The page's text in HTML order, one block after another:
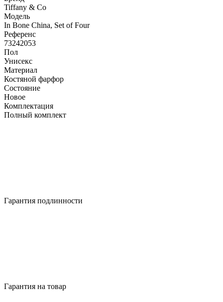
Tiffany & Co
Модель
In Bone China, Set of Four
Референс
73242053
Пол
Унисекс
Материал
Костяной фарфор
Состояние
Новое
Комплектация
Полный комплект
Гарантия подлинности
Гарантия на товар